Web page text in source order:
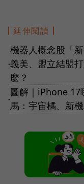
延伸閱讀
●
機器人概念股「
義美、盟立結盟
麼？
●
圖解｜iPhone 17
馬：宇宙橘、新